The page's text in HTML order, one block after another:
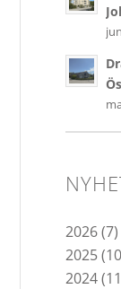
2026(7)
2025
2024